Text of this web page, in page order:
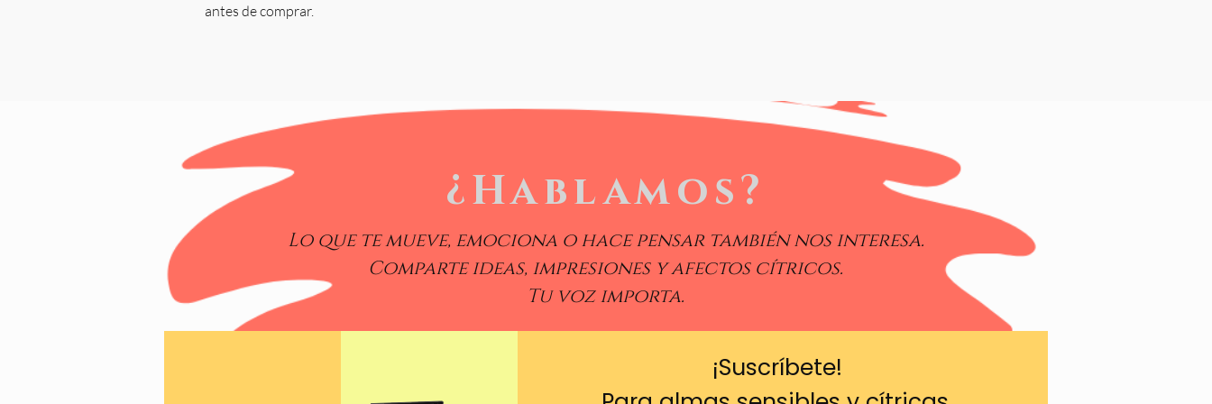
antes de comprar.
¿Hablamos?
Lo que te mueve, emociona o hace pensar también nos interesa.
Comparte ideas, impresiones y afectos cítricos.
Tu voz importa.
¡Suscríbete!